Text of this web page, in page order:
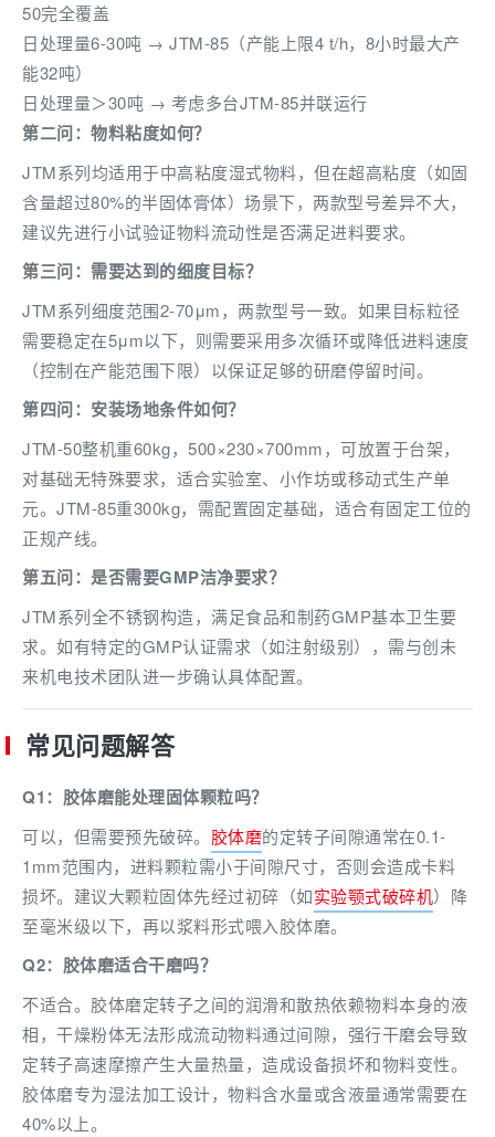
50完全覆盖
日处理量6-30吨 → JTM-85（产能上限4 t/h，8小时最大产
能32吨）
日处理量＞30吨 → 考虑多台JTM-85并联运行
第二问：物料粘度如何？
JTM系列均适用于中高粘度湿式物料，但在超高粘度（如固
含量超过80%的半固体膏体）场景下，两款型号差异不大，
建议先进行小试验证物料流动性是否满足进料要求。
第三问：需要达到的细度目标？
JTM系列细度范围2-70μm，两款型号一致。如果目标粒径
需要稳定在5μm以下，则需要采用多次循环或降低进料速度
（控制在产能范围下限）以保证足够的研磨停留时间。
第四问：安装场地条件如何？
JTM-50整机重60kg，500×230×700mm，可放置于台架，
对基础无特殊要求，适合实验室、小作坊或移动式生产单
元。JTM-85重300kg，需配置固定基础，适合有固定工位的
正规产线。
第五问：是否需要GMP洁净要求？
JTM系列全不锈钢构造，满足食品和制药GMP基本卫生要
求。如有特定的GMP认证需求（如注射级别），需与创未
来机电技术团队进一步确认具体配置。
常见问题解答
Q1：胶体磨能处理固体颗粒吗？
可以，但需要预先破碎。 胶体磨的定转子间隙通常在0.1-
1mm范围内，进料颗粒需小于间隙尺寸，否则会造成卡料
损坏。建议大颗粒固体先经过初碎（如实验颚式破碎机）降
至毫米级以下，再以浆料形式喂入胶体磨。
Q2：胶体磨适合干磨吗？
不适合。胶体磨定转子之间的润滑和散热依赖物料本身的液
相，干燥粉体无法形成流动物料通过间隙，强行干磨会导致
定转子高速摩擦产生大量热量，造成设备损坏和物料变性。
胶体磨专为湿法加工设计，物料含水量或含液量通常需要在
40%以上。